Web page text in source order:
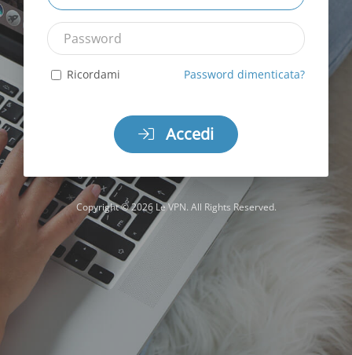
Password
Ricordami Password dimenticata?
Accedi
Copyright © 2026 Le VPN. All Rights Reserved.